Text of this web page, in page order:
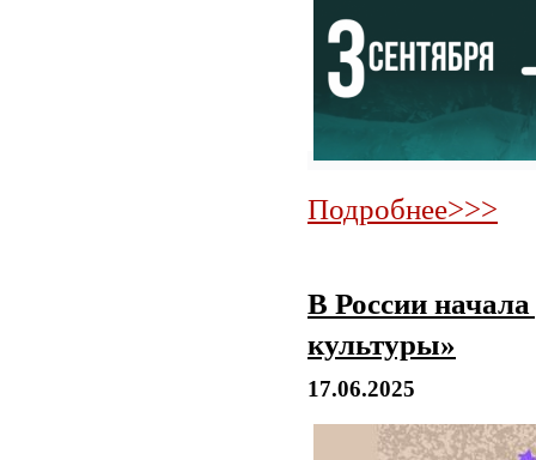
Подробнее>>>
В России
культуры»
17.06.2025